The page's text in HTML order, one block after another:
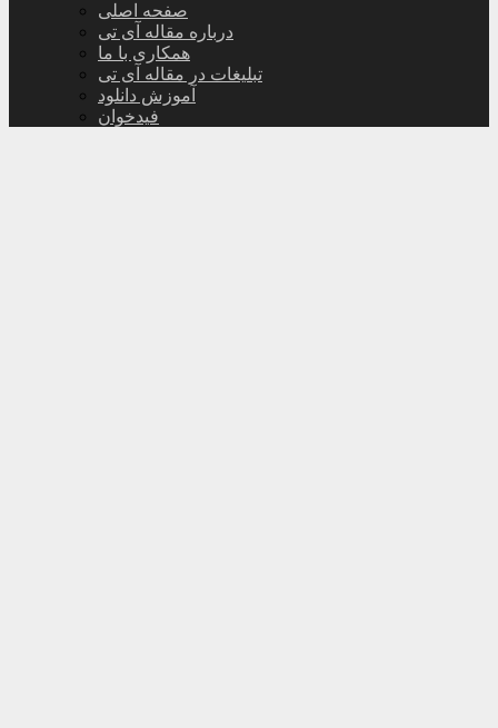
صفحه اصلی
درباره مقاله آی تی
همکاری با ما
تبلیغات در مقاله آی تی
آموزش دانلود
فیدخوان